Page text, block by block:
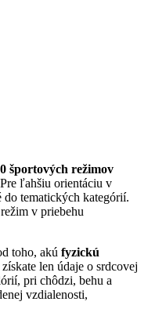
športových režimov
ľahšiu orientáciu v
do tematických kategórií.
v priebehu
toho, akú fyzickú
len údaje o srdcovej
pri chôdzi, behu a
vzdialenosti,